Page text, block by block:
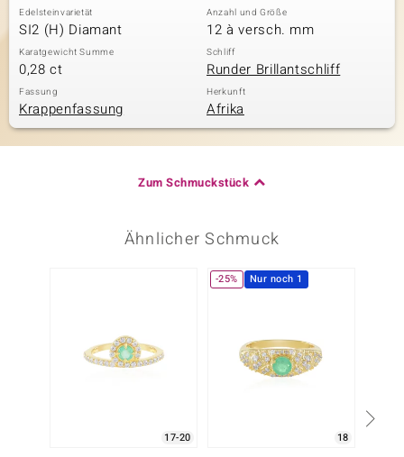
Edelsteinvarietät
SI2 (H) Diamant
Anzahl und Größe
12 à versch. mm
Karatgewicht Summe
0,28 ct
Schliff
Runder Brillantschliff
Fassung
Krappenfassung
Herkunft
Afrika
Zum Schmuckstück
Ähnlicher Schmuck
17-20
-25% Nur noch 1
18